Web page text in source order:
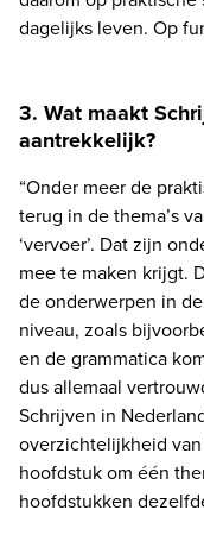
dagelijks leven. Op
3. Wat maakt
aantrekkelijk?
“Onder meer de
terug in de thema’s
‘vervoer’. Dat zijn
mee te maken krijgt.
de onderwerpen in
niveau, zoals
en de grammatica
dus allemaal
Schrijven in
overzichtelijkheid
hoofdstuk om één
hoofdstukken